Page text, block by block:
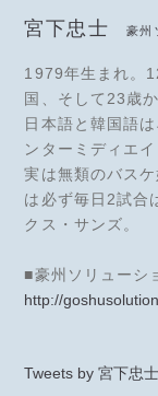
宮下忠士 豪州
1979年生まれ。
国、そして23歳
日本語と韓国語
ンターミディエ
実は無類のバス
は必ず毎日2試合
クス・サンズ。
■豪州ソリューシ
http://
Tweets by 宮下忠士